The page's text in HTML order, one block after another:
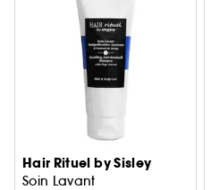
Hair Rituel by Sisley
Soin Lavant